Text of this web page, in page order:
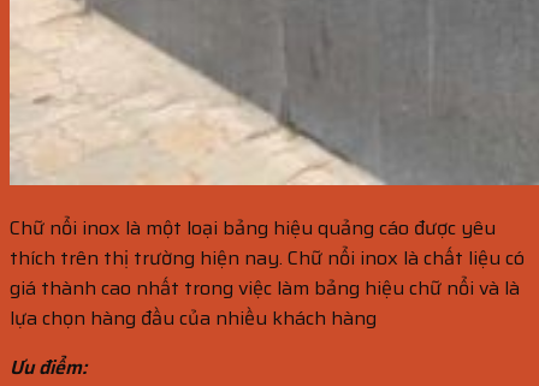
Chữ nổi inox là một loại bảng hiệu quảng cáo được yêu
thích trên thị trường hiện nay. Chữ nổi inox là chất liệu có
giá thành cao nhất trong việc làm bảng hiệu chữ nổi và là
lựa chọn hàng đầu của nhiều khách hàng
Ưu điểm: